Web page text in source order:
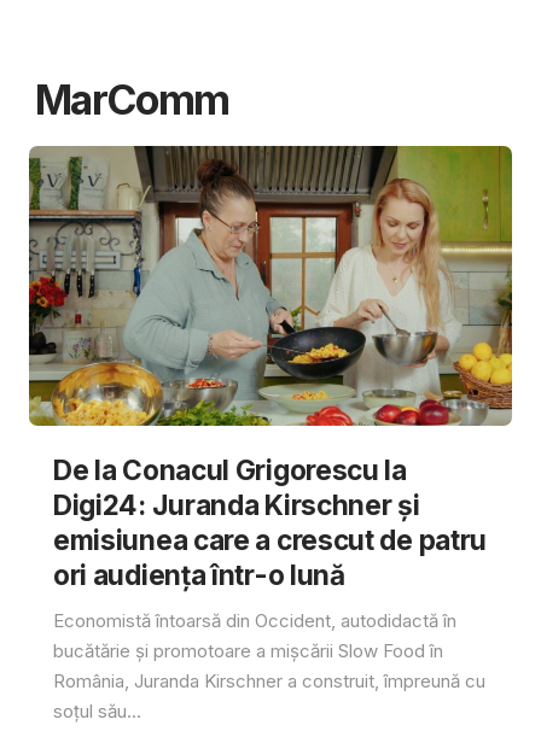
MarComm
De la Conacul Grigorescu la
Digi24: Juranda Kirschner și
emisiunea care a crescut de patru
ori audiența într-o lună
Economistă întoarsă din Occident, autodidactă în
bucătărie și promotoare a mișcării Slow Food în
România, Juranda Kirschner a construit, împreună cu
soțul său...